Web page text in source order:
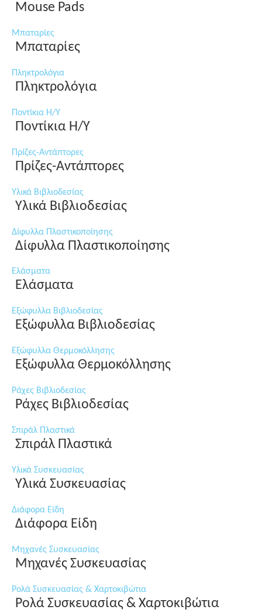
Mouse Pads
Μπαταρίες
Μπαταρίες
Πληκτρολόγια
Πληκτρολόγια
Ποντίκια Η/Υ
Ποντίκια Η/Υ
Πρίζες-Αντάπτορες
Πρίζες-Αντάπτορες
Υλικά Βιβλιοδεσίας
Υλικά Βιβλιοδεσίας
Δίφυλλα Πλαστικοποίησης
Δίφυλλα Πλαστικοποίησης
Ελάσματα
Ελάσματα
Εξώφυλλα Βιβλιοδεσίας
Εξώφυλλα Βιβλιοδεσίας
Εξώφυλλα Θερμοκόλλησης
Εξώφυλλα Θερμοκόλλησης
Ράχες Βιβλιοδεσίας
Ράχες Βιβλιοδεσίας
Σπιράλ Πλαστικά
Σπιράλ Πλαστικά
Υλικά Συσκευασίας
Υλικά Συσκευασίας
Διάφορα Είδη
Διάφορα Είδη
Μηχανές Συσκευασίας
Μηχανές Συσκευασίας
Ρολά Συσκευασίας & Χαρτοκιβώτια
Ρολά Συσκευασίας & Χαρτοκιβώτια